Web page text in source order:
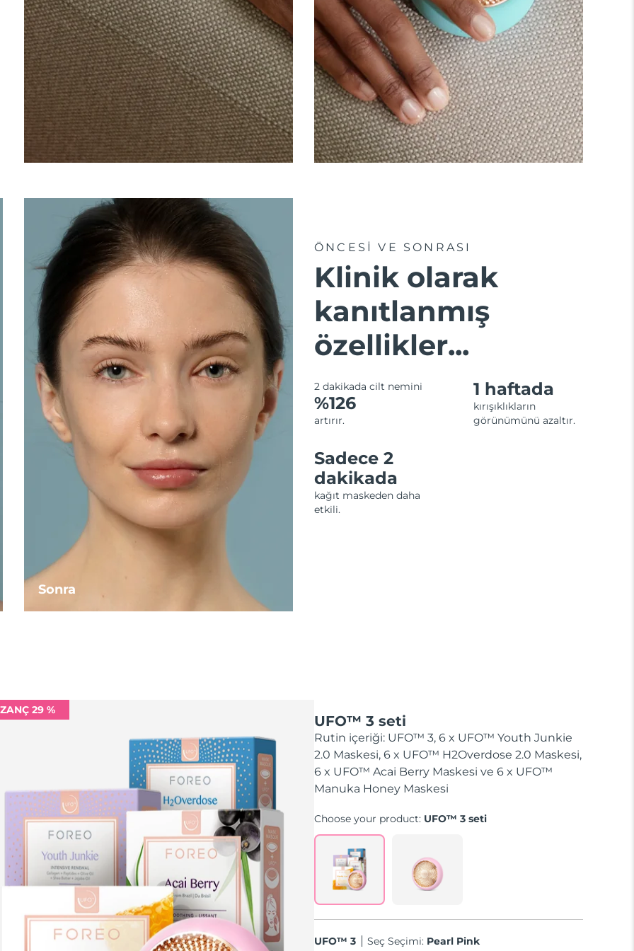
Sonra
ÖNCESİ VE SONRASI
Klinik olarak
kanıtlanmış
özellikler...
2 dakikada cilt nemini
%126
artırır.
1 haftada
kırışıklıkların
görünümünü azaltır.
Sadece 2
dakikada
kağıt maskeden daha
etkili.
29 %
UFO™ 3 seti
Rutin içeriği: UFO™ 3, 6 x UFO™ Youth Junkie
2.0 Maskesi, 6 x UFO™ H2Overdose 2.0 Maskesi,
6 x UFO™ Acai Berry Maskesi ve 6 x UFO™
Manuka Honey Maskesi
Choose your product: UFO™ 3 seti
UFO™ 3 Seç Seçimi: Pearl Pink